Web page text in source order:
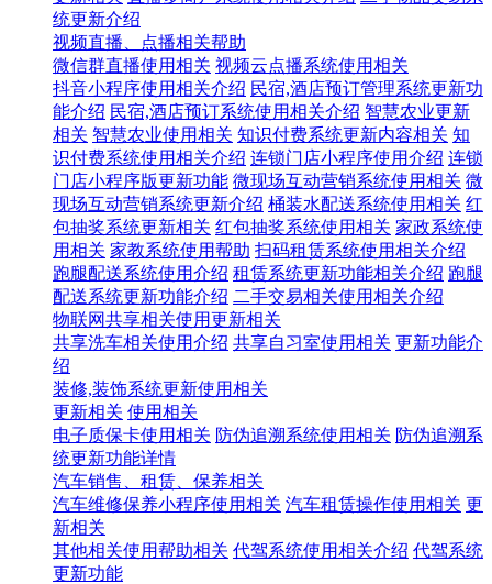
统更新介绍
视频直播、点播相关帮助
微信群直播使用相关 视频云点播系统使用相关
抖音小程序使用相关介绍 民宿,酒店预订管理系统更新功
能介绍 民宿,酒店预订系统使用相关介绍 智慧农业更新
相关 智慧农业使用相关 知识付费系统更新内容相关 知
识付费系统使用相关介绍 连锁门店小程序使用介绍 连锁
门店小程序版更新功能 微现场互动营销系统使用相关 微
现场互动营销系统更新介绍 桶装水配送系统使用相关 红
包抽奖系统更新相关 红包抽奖系统使用相关 家政系统使
用相关 家教系统使用帮助 扫码租赁系统使用相关介绍
跑腿配送系统使用介绍 租赁系统更新功能相关介绍 跑腿
配送系统更新功能介绍 二手交易相关使用相关介绍
物联网共享相关使用更新相关
共享洗车相关使用介绍 共享自习室使用相关 更新功能介
绍
装修,装饰系统更新使用相关
更新相关 使用相关
电子质保卡使用相关 防伪追溯系统使用相关 防伪追溯系
统更新功能详情
汽车销售、租赁、保养相关
汽车维修保养小程序使用相关 汽车租赁操作使用相关 更
新相关
其他相关使用帮助相关 代驾系统使用相关介绍 代驾系统
更新功能